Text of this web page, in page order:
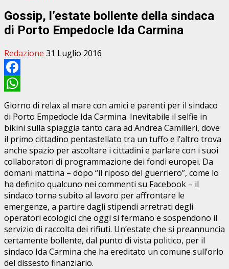
Gossip, l’estate bollente della sindaca
di Porto Empedocle Ida Carmina
Redazione 31 Luglio 2016
Facebook
WhatsApp
Giorno di relax al mare con amici e parenti per il sindaco
di Porto Empedocle Ida Carmina. Inevitabile il selfie in
bikini sulla spiaggia tanto cara ad Andrea Camilleri, dove
il primo cittadino pentastellato tra un tuffo e l’altro trova
anche spazio per ascoltare i cittadini e parlare con i suoi
collaboratori di programmazione dei fondi europei. Da
domani mattina – dopo “il riposo del guerriero”, come lo
ha definito qualcuno nei commenti su Facebook – il
sindaco torna subito al lavoro per affrontare le
emergenze, a partire dagli stipendi arretrati degli
operatori ecologici che oggi si fermano e sospendono il
servizio di raccolta dei rifiuti. Un’estate che si preannuncia
certamente bollente, dal punto di vista politico, per il
sindaco Ida Carmina che ha ereditato un comune sull’orlo
del dissesto finanziario.